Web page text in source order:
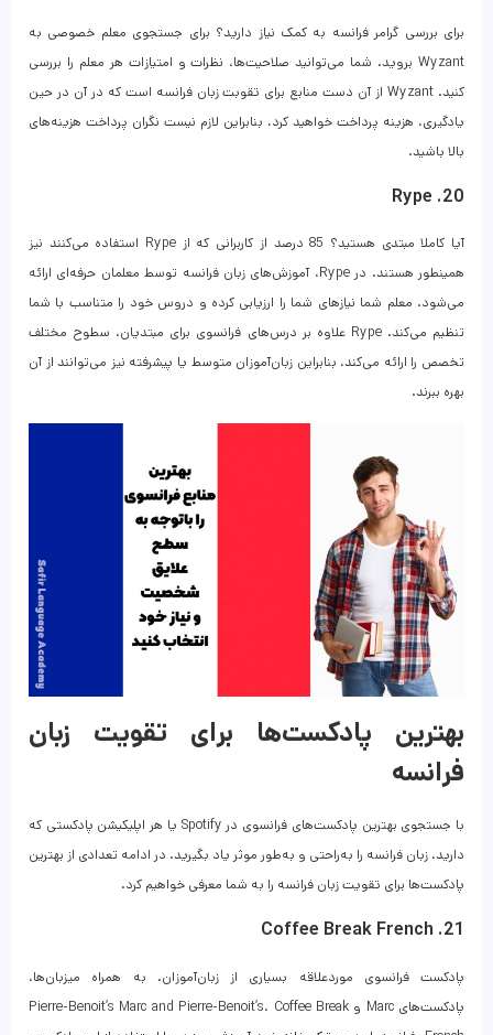
برای بررسی گرامر فرانسه به کمک نیاز دارید؟ برای جستجوی معلم خصوصی به
Wyzant بروید. شما می‌توانید صلاحیت‌ها، نظرات و امتیازات هر معلم را بررسی
کنید. Wyzant از آن دست منابع برای تقوبت زبان فرانسه است که در آن در حین
یادگیری، هزینه پرداخت خواهید کرد، بنابراین لازم نیست نگران پرداخت هزینه‌های
بالا باشید.
20. Rype
آیا کاملا مبتدی هستید؟ 85 درصد از کاربرانی که از Rype استفاده می‌کنند نیز
همینطور هستند. در Rype، آموزش‌های زبان فرانسه توسط معلمان حرفه‌ای ارائه
می‌شود. معلم شما نیازهای شما را ارزیابی کرده و دروس خود را متناسب با شما
تنظیم می‌کند. Rype علاوه بر درس‌های فرانسوی برای مبتدیان، سطوح مختلف
تخصص را ارائه می‌کند، بنابراین زبان‌آموزان متوسط ​​یا پیشرفته نیز می‌توانند از آن
بهره ببرند.
بهترین پادکست‌ها برای تقویت زبان
فرانسه
با جستجوی بهترین پادکست‌‎های فرانسوی در Spotify یا هر اپلیکیشن پادکستی که
دارید، زبان فرانسه را به‌راحتی و به‌طور موثر یاد بگیرید. در ادامه تعدادی از بهترین
پادکست‌ها برای تقویت زبان فرانسه را به شما معرفی خواهیم کرد.
21. Coffee Break French
پادکست فرانسوی موردعلاقه بسیاری از زبان‌آموزان. به همراه میزبان‌ها،
پادکست‌های Marc و Pierre-Benoit’s Marc and Pierre-Benoit’s، Coffee Break